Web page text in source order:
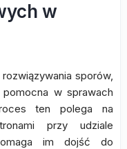
w
sporów,
w sprawach
ten polega na
przy udziale
im dojść do